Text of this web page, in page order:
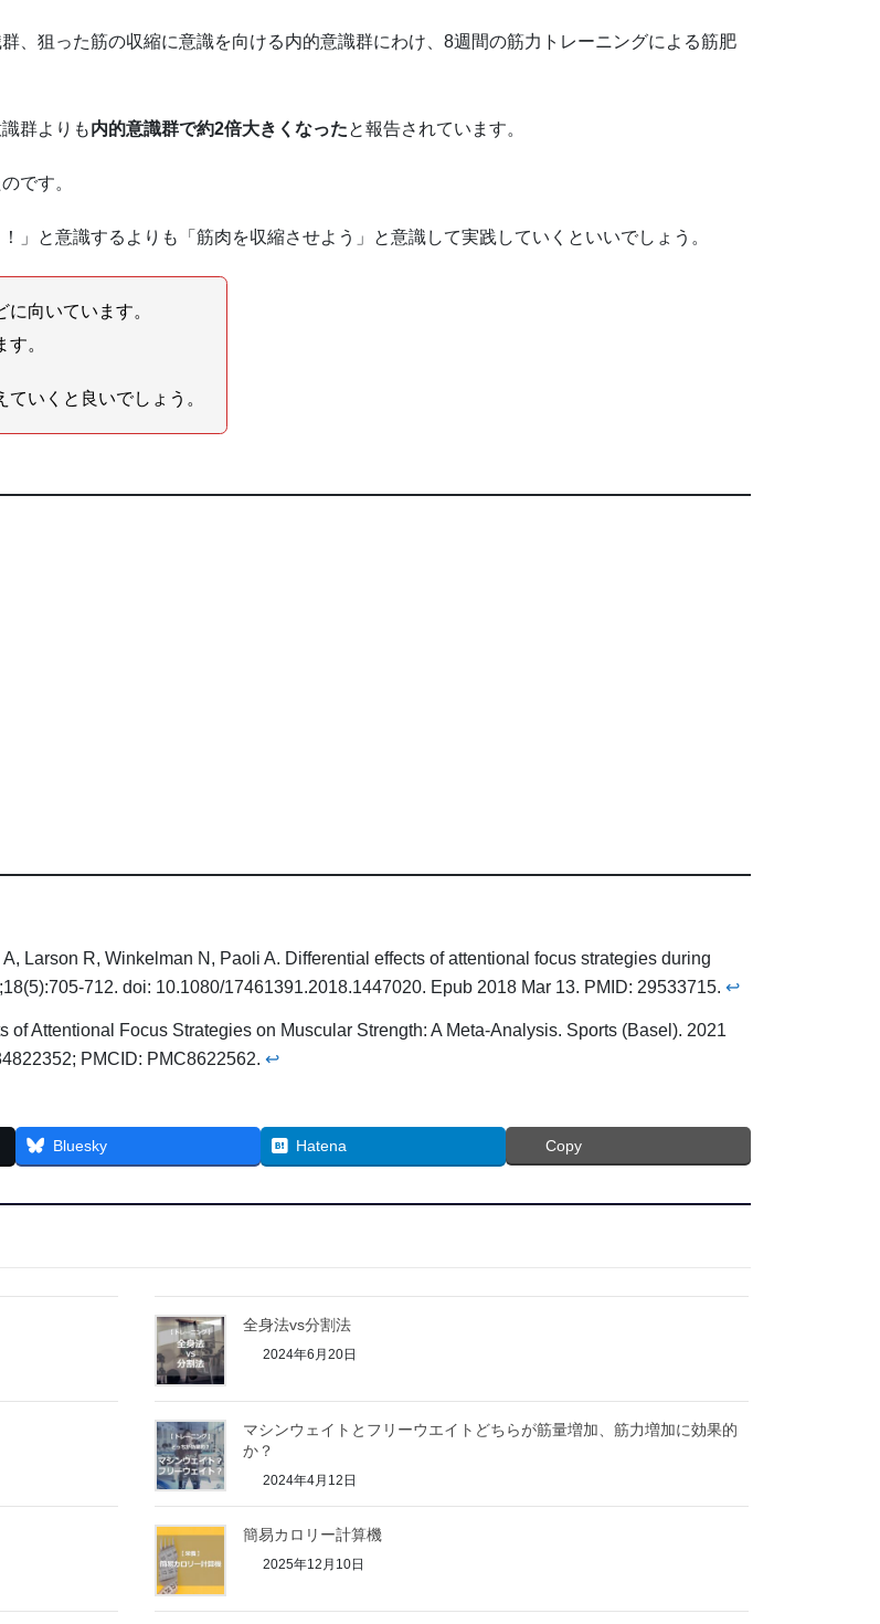
、狙った筋の収縮に意識を向ける内的意識群にわけ、8週間の筋力トレーニングによる筋肥
群よりも内的意識群で約2倍大きくなったと報告されています。
です。
」と意識するよりも「筋肉を収縮させよう」と意識して実践していくといいでしょう。
向いています。
。
いくと良いでしょう。
Larson R, Winkelman N, Paoli A. Differential effects of attentional focus strategies during
712. doi: 10.1080/17461391.2018.1447020. Epub 2018 Mar 13. PMID: 29533715. ↩︎
of Attentional Focus Strategies on Muscular Strength: A Meta-Analysis. Sports (Basel). 2021
PMCID: PMC8622562. ↩︎
Bluesky Hatena Copy
全身法vs分割法
2024年6月20日
マシンウェイトとフリーウエイトどちらが筋量増加、筋力増加に効果的
か？
2024年4月12日
簡易カロリー計算機
2025年12月10日